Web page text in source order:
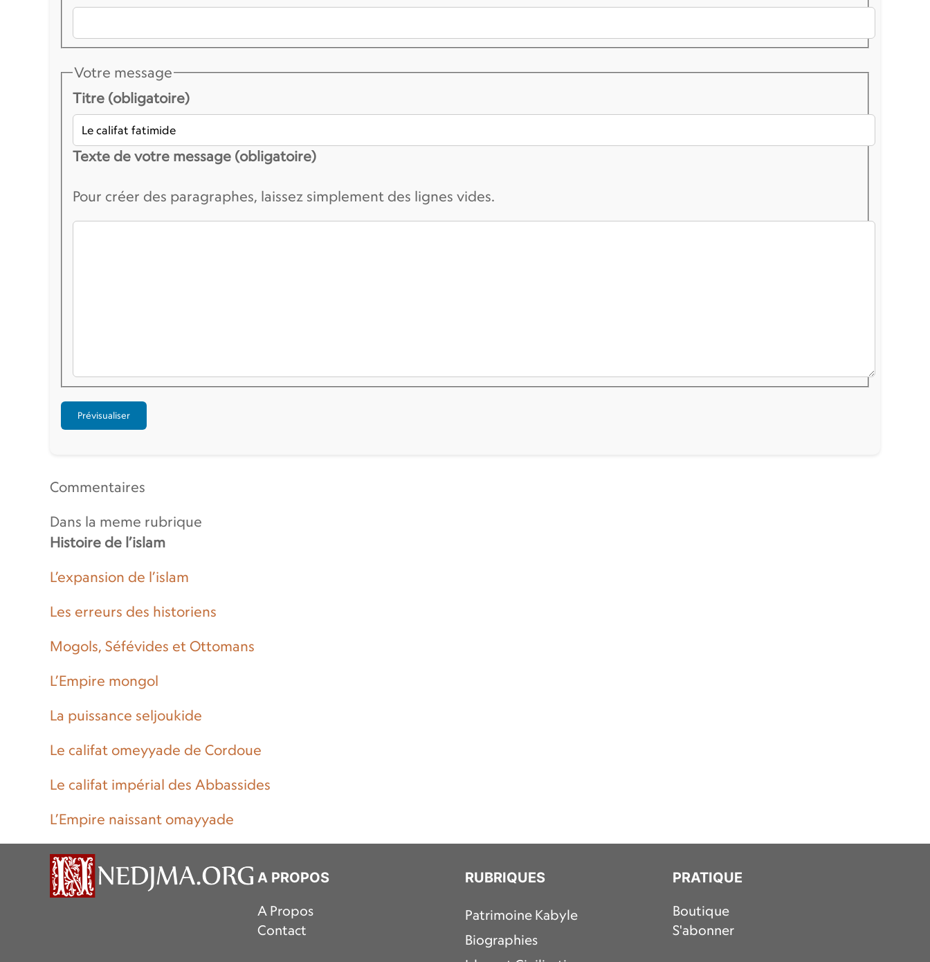
Votre message
Titre (obligatoire)
Texte de votre message (obligatoire)
Pour créer des paragraphes, laissez simplement des lignes vides.
Commentaires
Dans la meme rubrique
Histoire de l’islam
L’expansion de l’islam
Les erreurs des historiens
Mogols, Séfévides et Ottomans
L’Empire mongol
La puissance seljoukide
Le califat omeyyade de Cordoue
Le califat impérial des Abbassides
L’Empire naissant omayyade
A PROPOS
A Propos
Contact
RUBRIQUES
Patrimoine Kabyle
Biographies
PRATIQUE
Boutique
S'abonner